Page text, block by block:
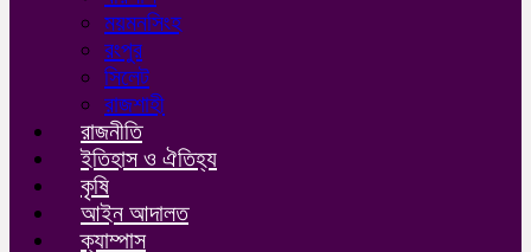
ময়মনসিংহ
রংপুর
সিলেট
রাজশাহী
রাজনীতি
ইতিহাস ও ঐতিহ্য
কৃষি
আইন আদালত
ক্যাম্পাস